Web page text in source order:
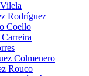
Rodríguez
Coello
Colmenero
Rouco